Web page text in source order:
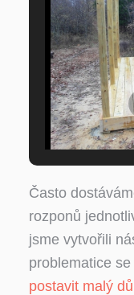
Často
rozponů
jsme vytvořili
problematice
postavit malý